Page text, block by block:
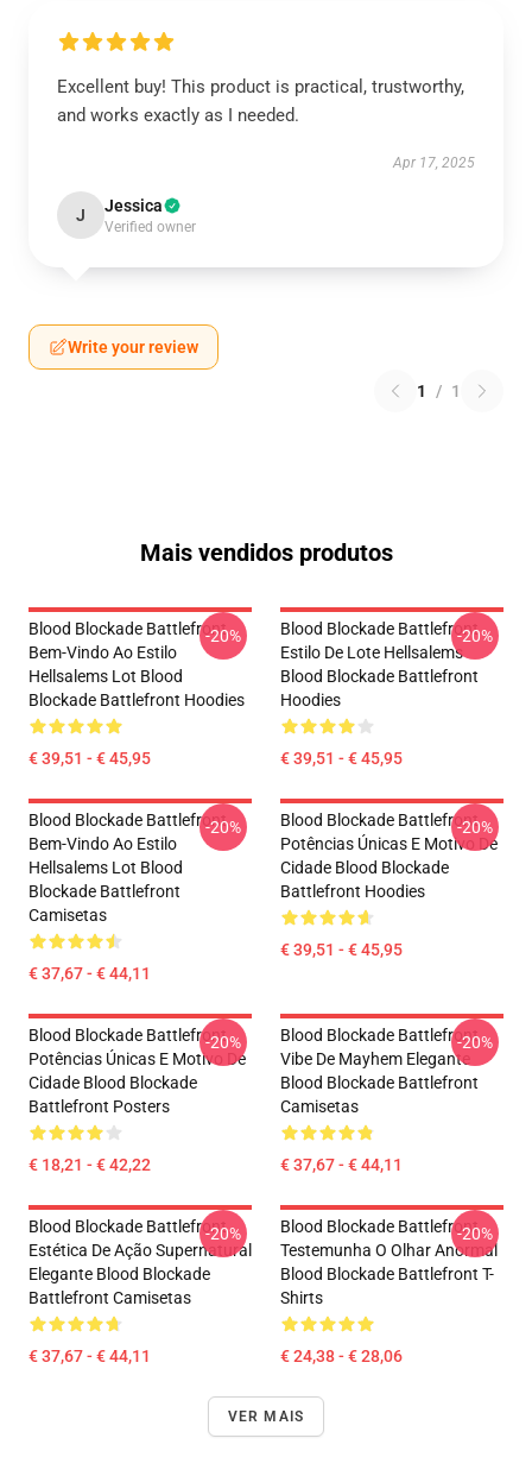
Excellent buy! This product is practical, trustworthy,
and works exactly as I needed.
Apr 17, 2025
J Jessica
Verified owner
Write your review
1 / 1
Mais vendidos produtos
Blood Blockade Battlefront
Bem-Vindo Ao Estilo
Hellsalems Lot Blood
Blockade Battlefront Hoodies
€ 39,51 - € 45,95
-20%
Blood Blockade Battlefront
Estilo De Lote Hellsalems
Blood Blockade Battlefront
Hoodies
€ 39,51 - € 45,95
-20%
Blood Blockade Battlefront
Bem-Vindo Ao Estilo
Hellsalems Lot Blood
Blockade Battlefront
Camisetas
€ 37,67 - € 44,11
-20%
Blood Blockade Battlefront
Potências Únicas E Motivo De
Cidade Blood Blockade
Battlefront Hoodies
€ 39,51 - € 45,95
-20%
Blood Blockade Battlefront
Potências Únicas E Motivo De
Cidade Blood Blockade
Battlefront Posters
€ 18,21 - € 42,22
-20%
Blood Blockade Battlefront
Vibe De Mayhem Elegante
Blood Blockade Battlefront
Camisetas
€ 37,67 - € 44,11
-20%
Blood Blockade Battlefront
Estética De Ação Supernatural
Elegante Blood Blockade
Battlefront Camisetas
€ 37,67 - € 44,11
-20%
Blood Blockade Battlefront
Testemunha O Olhar Anormal
Blood Blockade Battlefront T-
Shirts
€ 24,38 - € 28,06
-20%
VER MAIS